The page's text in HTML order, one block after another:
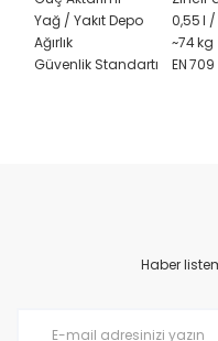
Yağ / Yakıt Depo
0,55 l /
Ağırlık
~74 kg
Güvenlik Standartı
EN
Ürün resmi kalitesiz,
Ürün açıklamasında
Haber